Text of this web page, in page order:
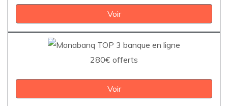
Voir
280€ offerts
Voir